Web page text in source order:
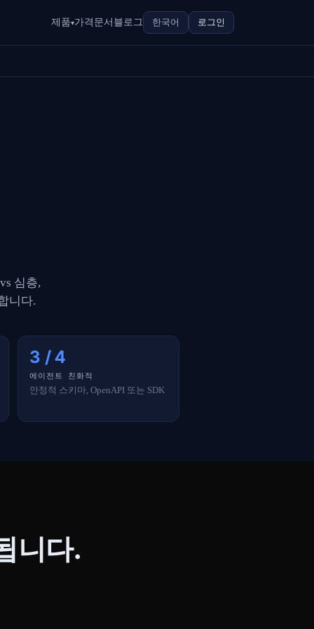
제품▾가격 문서 블로그 한국어 로그인
심층,
니다.
3 / 4
에이전트 친화적
안정적 스키마, OpenAPI 또는 SDK
니다.